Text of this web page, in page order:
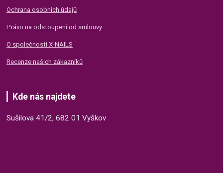
Ochrana osobních údajů
Právo na odstoupení od smlouvy
O společnosti X-NAILS
Recenze našich zákazníků
Kde nás najdete
Sušilova 41/2, 682 01 Vyškov